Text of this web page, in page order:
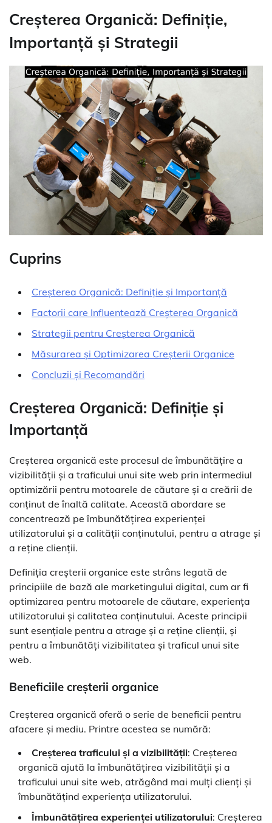
Creșterea Organică: Definiție,
Importanță și Strategii
Cuprins
Creșterea Organică: Definiție și Importanță
Factorii care Influentează Creșterea Organică
Strategii pentru Creșterea Organică
Măsurarea și Optimizarea Creșterii Organice
Concluzii și Recomandări
Creșterea Organică: Definiție și
Importanță
Creșterea organică este procesul de îmbunătățire a
vizibilității și a traficului unui site web prin intermediul
optimizării pentru motoarele de căutare și a creării de
conținut de înaltă calitate. Această abordare se
concentrează pe îmbunătățirea experienței
utilizatorului și a calității conținutului, pentru a atrage și
a reține clienții.
Definiția creșterii organice este strâns legată de
principiile de bază ale marketingului digital, cum ar fi
optimizarea pentru motoarele de căutare, experiența
utilizatorului și calitatea conținutului. Aceste principii
sunt esențiale pentru a atrage și a reține clienții, și
pentru a îmbunătăți vizibilitatea și traficul unui site
web.
Beneficiile creșterii organice
Creșterea organică oferă o serie de beneficii pentru
afacere și mediu. Printre acestea se numără:
Creșterea traficului și a vizibilității: Creșterea
organică ajută la îmbunătățirea vizibilității și a
traficului unui site web, atrăgând mai mulți clienți și
îmbunătățind experiența utilizatorului.
Îmbunătățirea experienței utilizatorului: Creșterea